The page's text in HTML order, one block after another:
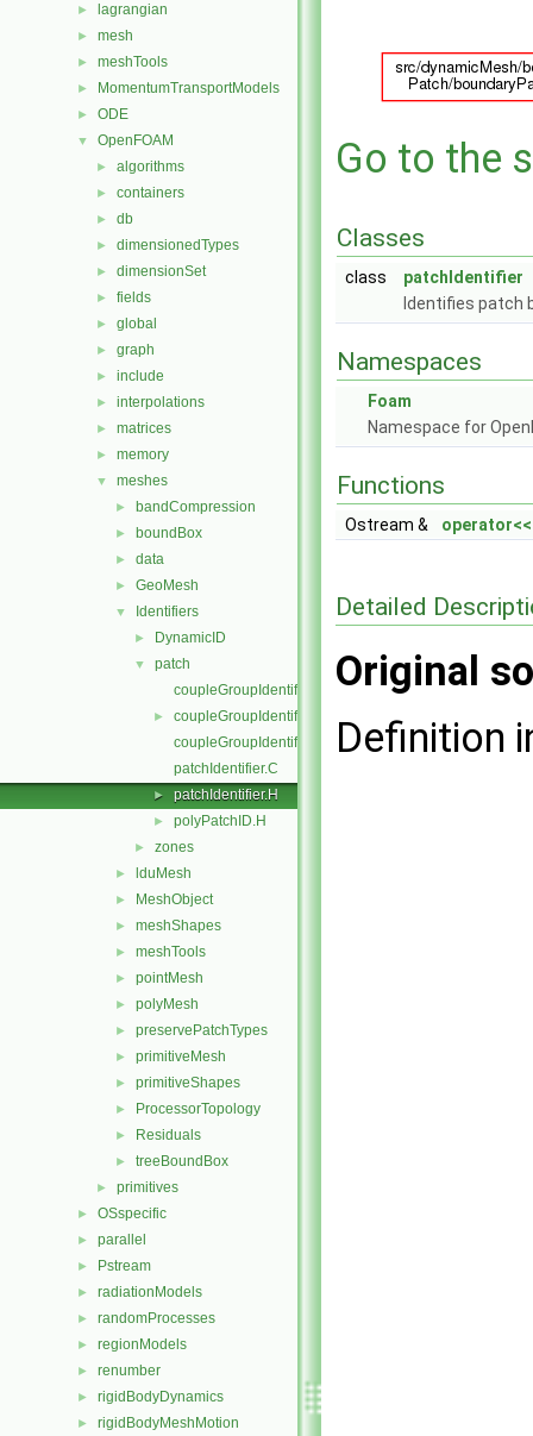
► lagrangian
► mesh
► meshTools
► MomentumTransportModels
► ODE
▼ OpenFOAM
► algorithms
► containers
► db
► dimensionedTypes
► dimensionSet
► fields
► global
► graph
► include
► interpolations
► matrices
► memory
▼ meshes
► bandCompression
► boundBox
► data
► GeoMesh
▼ Identifiers
► DynamicID
▼
patch
coupleGroupIdentifier.C
►
coupleGroupIdentifier.H
coupleGroupIdentifierI.H
patchIdentifier.C
► patchIdentifier.H
► polyPatchID.H
► zones
► lduMesh
► MeshObject
► meshShapes
► meshTools
► pointMesh
► polyMesh
► preservePatchTypes
► primitiveMesh
► primitiveShapes
► ProcessorTopology
► Residuals
► treeBoundBox
► primitives
► OSspecific
► parallel
► Pstream
► radiationModels
► randomProcesses
► regionModels
► renumber
► rigidBodyDynamics
► rigidBodyMeshMotion
Go to the
Classes
class
patchIdentifier
Identifies patch
Namespaces
Foam
Namespace for
Functions
Ostream & operator<<
Detailed
Original
Definition